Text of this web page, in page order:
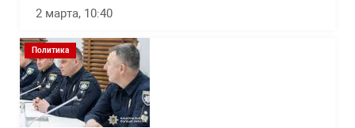
2 марта, 10:40
Политика